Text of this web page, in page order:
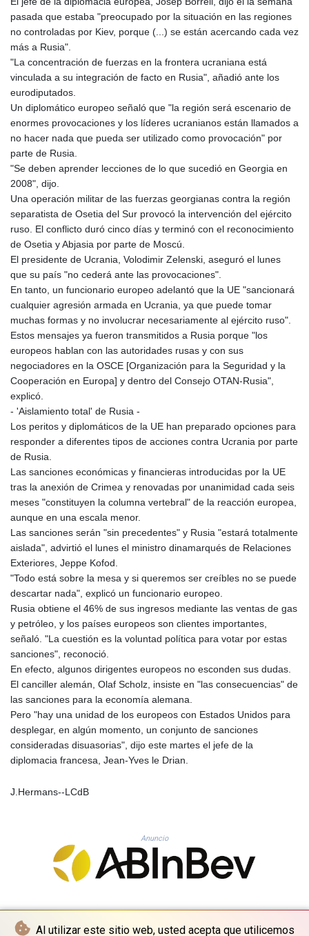
Al utilizar este sitio web, usted acepta que utilicemos
KHR 4683.930475
KMF 492.065825
KWD 0.356065
KYD 0.962162
LAK 26086.822873
LBP
103388.630514
LRD 208.397567
LTL 3.402675
LVL 0.697063
LYD 7.359771
MAD 10.772009
MDL 20.088564
MGA 4963.869122
MKD 61.548176
MMK 2419.480296
MNT 4144.000792
MOP 9.328972
MRU 46.285429
MUR 54.242586
MVR 17.815708
MYR 4.714415
MZN 73.639049
NGN 1572.438973
NIO 42.484154
NOK 10.977222
NZD 1.962346
OMR 0.443084
PEN 3.902569
PGK 5.100921
PHP 70.185659
PKR 320.527693
PLN 4.302263
QAR 4.220243
RON 5.256461
RSD 117.34213
RUB 94.667126
RWF 1696.038636
SAR 4.32528
SBD 9.297794
SLE 28.349629
SOS 659.848463
SRD 43.636562
STD 23851.917062
SVC 10.101804
SZL 18.816085
pasada que estaba "preocupado por la situación en las regiones
no controladas por Kiev, porque (...) se están acercando cada vez
más a Rusia".
"La concentración de fuerzas en la frontera ucraniana está
vinculada a su integración de facto en Rusia", añadió ante los
eurodiputados.
Un diplomático europeo señaló que "la región será escenario de
enormes provocaciones y los líderes ucranianos están llamados a
no hacer nada que pueda ser utilizado como provocación" por
parte de Rusia.
"Se deben aprender lecciones de lo que sucedió en Georgia en
2008", dijo.
Una operación militar de las fuerzas georgianas contra la región
separatista de Osetia del Sur provocó la intervención del ejército
ruso. El conflicto duró cinco días y terminó con el reconocimiento
de Osetia y Abjasia por parte de Moscú.
El presidente de Ucrania, Volodimir Zelenski, aseguró el lunes
que su país "no cederá ante las provocaciones".
En tanto, un funcionario europeo adelantó que la UE "sancionará
cualquier agresión armada en Ucrania, ya que puede tomar
muchas formas y no involucrar necesariamente al ejército ruso".
Estos mensajes ya fueron transmitidos a Rusia porque "los
europeos hablan con las autoridades rusas y con sus
negociadores en la OSCE [Organización para la Seguridad y la
Cooperación en Europa] y dentro del Consejo OTAN-Rusia",
explicó.
- 'Aislamiento total' de Rusia -
Los peritos y diplomáticos de la UE han preparado opciones para
responder a diferentes tipos de acciones contra Ucrania por parte
de Rusia.
Las sanciones económicas y financieras introducidas por la UE
tras la anexión de Crimea y renovadas por unanimidad cada seis
meses "constituyen la columna vertebral" de la reacción europea,
aunque en una escala menor.
Las sanciones serán "sin precedentes" y Rusia "estará totalmente
aislada", advirtió el lunes el ministro dinamarqués de Relaciones
Exteriores, Jeppe Kofod.
"Todo está sobre la mesa y si queremos ser creíbles no se puede
descartar nada", explicó un funcionario europeo.
Rusia obtiene el 46% de sus ingresos mediante las ventas de gas
y petróleo, y los países europeos son clientes importantes,
señaló. "La cuestión es la voluntad política para votar por estas
sanciones", reconoció.
En efecto, algunos dirigentes europeos no esconden sus dudas.
El canciller alemán, Olaf Scholz, insiste en "las consecuencias" de
las sanciones para la economía alemana.
Pero "hay una unidad de los europeos con Estados Unidos para
desplegar, en algún momento, un conjunto de sanciones
consideradas disuasorias", dijo este martes el jefe de la
diplomacia francesa, Jean-Yves le Drian.
J.Hermans--LCdB
Anuncio